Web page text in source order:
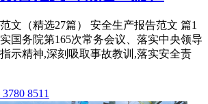
文（精选27篇） 安全生产报告范文 篇1
国务院第165次常务会议、落实中央领导
示精神,深刻吸取事故教训,落实安全责
8511